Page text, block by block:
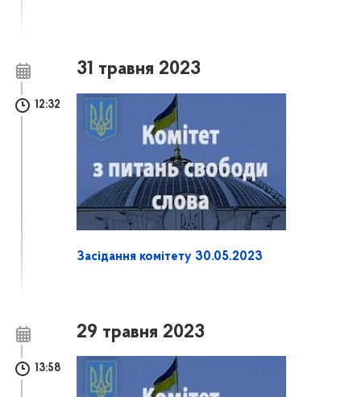
31 травня 2023
12:32
Засідання комітету 30.05.2023
29 травня 2023
13:58